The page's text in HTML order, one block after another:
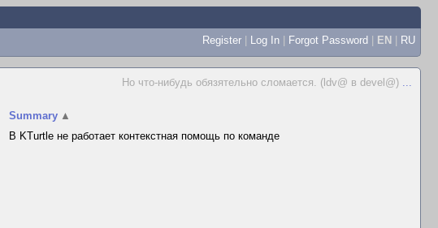
Register | Log In | Forgot Password | EN | RU
Но что-нибудь обязятельно сломается. (ldv@ в devel@) ...
Summary ▲
В KTurtle не работает контекстная помощь по команде